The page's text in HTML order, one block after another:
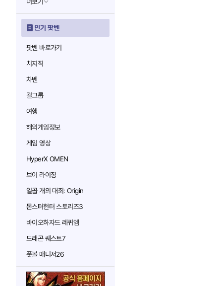
인기 팟벤
팟벤 바로가기
치지직
차벤
걸그룹
여행
해외게임정보
게임 영상
HyperX OMEN
브이 라이징
일곱 개의 대죄: Origin
몬스터헌터 스토리즈3
바이오하자드 레퀴엠
드래곤 퀘스트7
풋볼 매니저26